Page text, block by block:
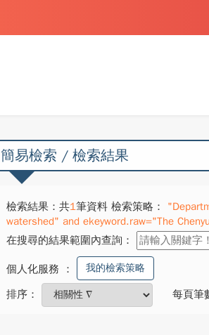
簡易檢索 / 檢索結果
檢索結果：共1筆資料 檢索策略：
watershed" and ekeyword.raw="The
在搜尋的結果範圍內查詢：
個人化服務 ： 我的檢索策略
排序： 每頁筆